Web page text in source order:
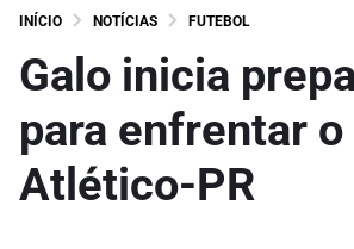
INÍCIO NOTÍCIAS FUTEBOL
Galo inicia
para enfrentar o
Atlético-PR